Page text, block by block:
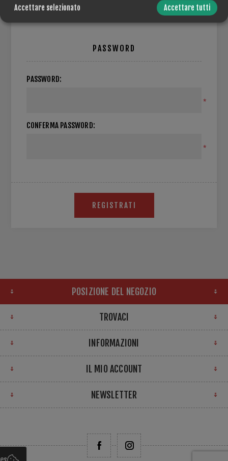
PASSWORD
PASSWORD:
*
CONFERMA PASSWORD:
*
REGISTRATI
POSIZIONE DEL NEGOZIO
TROVACI
INFORMAZIONI
IL MIO ACCOUNT
NEWSLETTER
Accettare selezionato Accettare tutti